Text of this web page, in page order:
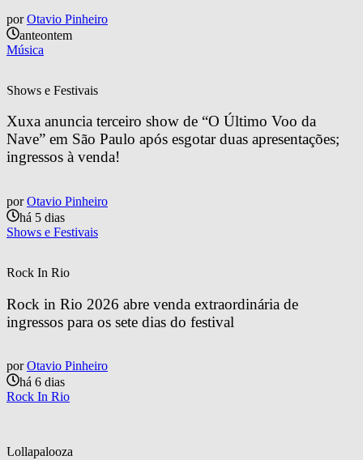
por Otavio Pinheiro
anteontem
Música
Shows e Festivais
Xuxa anuncia terceiro show de “O Último Voo da
Nave” em São Paulo após esgotar duas apresentações;
ingressos à venda!
por Otavio Pinheiro
há 5 dias
Shows e Festivais
Rock In Rio
Rock in Rio 2026 abre venda extraordinária de
ingressos para os sete dias do festival
por Otavio Pinheiro
há 6 dias
Rock In Rio
Lollapalooza